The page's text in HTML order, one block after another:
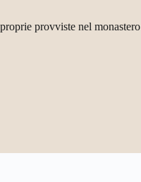
provviste nel monastero